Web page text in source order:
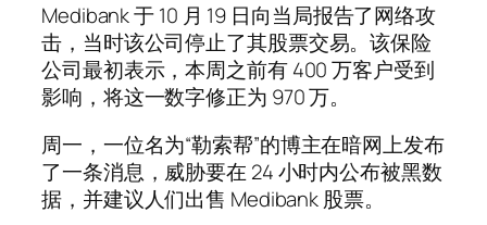
Medibank 于 10 月 19 日向当局报告了网络攻
击，当时该公司停止了其股票交易。该保险
公司最初表示，本周之前有 400 万客户受到
影响，将这一数字修正为 970 万。
周一，一位名为“勒索帮”的博主在暗网上发布
了一条消息，威胁要在 24 小时内公布被黑数
据，并建议人们出售 Medibank 股票。